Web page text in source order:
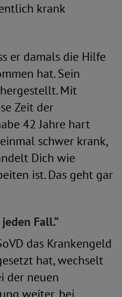
krank
er damals die Hilfe
hat. Sein
Mit
Zeit der
42 Jahre hart
schwer krank,
Dich wie
ist. Das geht gar
Fall.“
das Krankengeld
hat, wechselt
der neuen